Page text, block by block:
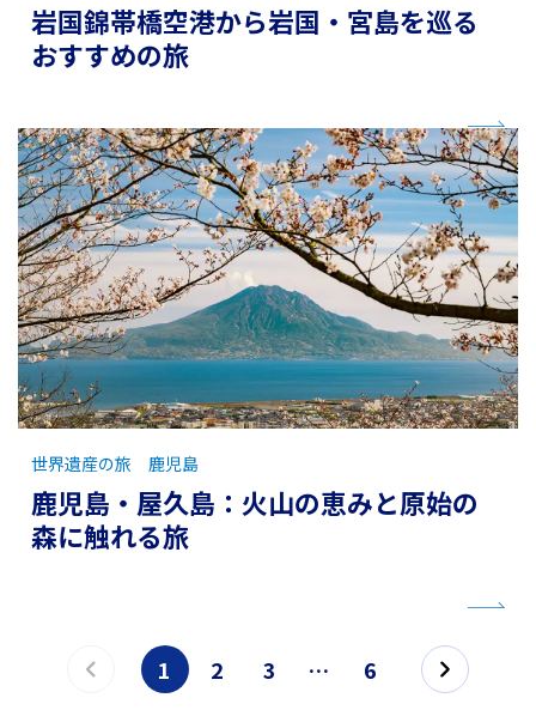
岩国錦帯橋空港から岩国・宮島を巡る
おすすめの旅
鹿児島・屋久島：火山の恵みと原始の
森に触れる旅
世界遺産の旅 鹿児島
1 2 3 … 6